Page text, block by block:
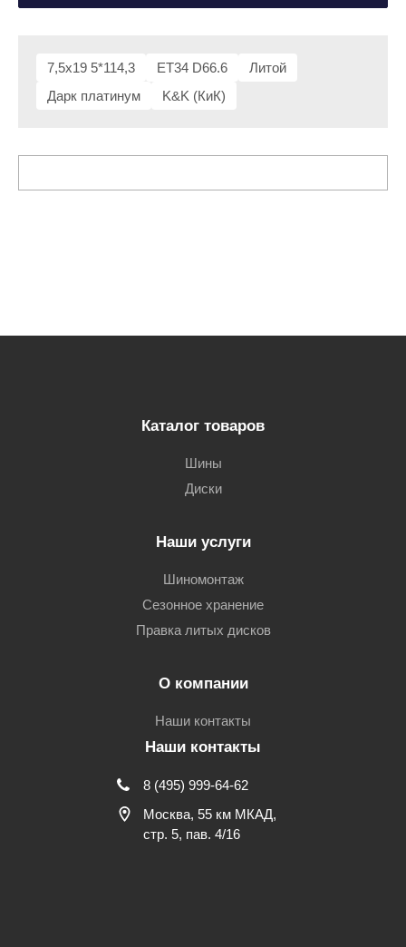
7,5x19 5*114,3 ET34 D66.6
Литой
Дарк платинум
K&K (КиК)
Каталог товаров
Шины
Диски
Наши услуги
Шиномонтаж
Сезонное хранение
Правка литых дисков
О компании
Наши контакты
Наши контакты
8 (495) 999-64-62
Москва, 55 км МКАД,
стр. 5, пав. 4/16